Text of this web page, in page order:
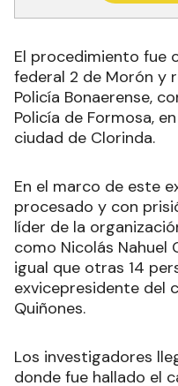
El procedimiento fue
federal 2 de Morón y
Policía Bonaerense,
Policía de Formosa,
ciudad de Clorinda.
En el marco de este
procesado y con
líder de la
como Nicolás Nahuel
igual que otras 14
exvicepresidente del
Quiñones.
Los investigadores
donde fue hallado el